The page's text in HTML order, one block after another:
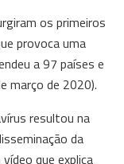
os primeiros
provoca uma
a 97 países e
março de 2020).
resultou na
da
que explica